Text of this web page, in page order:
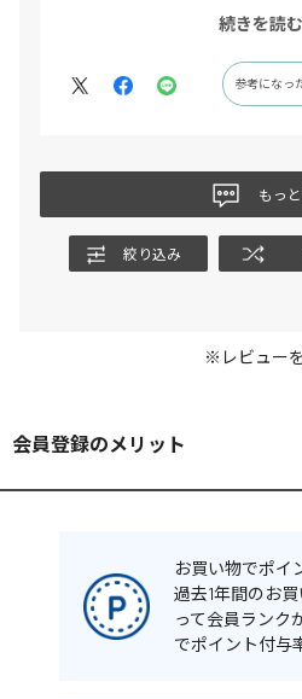
しい製品があれば購入したいと思い
続きを読む
参考になっ
もっ
絞り込み
※レビュー
会員登録のメリット
お買い物でポイ
過去1年間のお
って会員ランク
でポイント付与